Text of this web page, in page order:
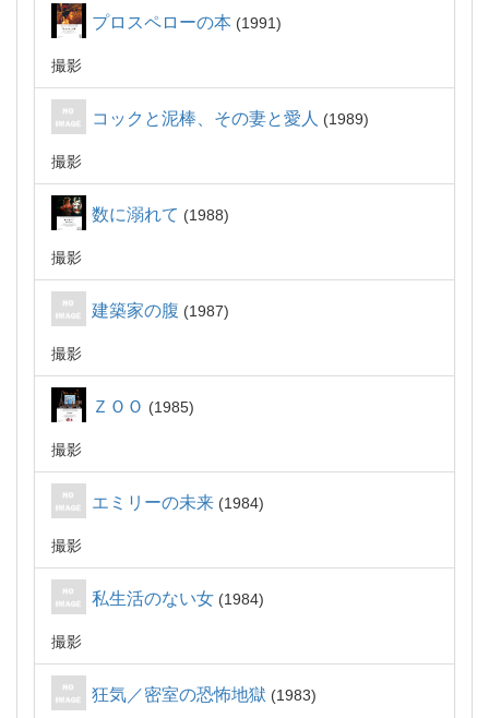
プロスペローの本 1991
撮影
コックと泥棒、その妻と愛人 1989
撮影
数に溺れて 1988
撮影
建築家の腹 1987
撮影
ＺＯＯ 1985
撮影
エミリーの未来 1984
撮影
私生活のない女 1984
撮影
狂気／密室の恐怖地獄 1983